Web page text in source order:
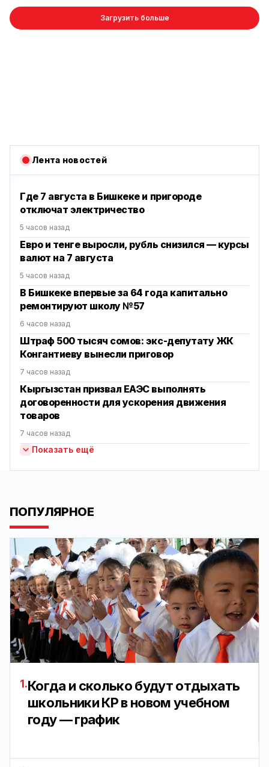
Загрузить больше
Лента новостей
Где 7 августа в Бишкеке и пригороде
отключат электричество
5 часов назад
Евро и тенге выросли, рубль снизился — курсы
валют на 7 августа
5 часов назад
В Бишкеке впервые за 64 года капитально
ремонтируют школу №57
6 часов назад
Штраф 500 тысяч сомов: экс-депутату ЖК
Конгантиеву вынесли приговор
7 часов назад
Кыргызстан призвал ЕАЭС выполнять
договоренности для ускорения движения
товаров
7 часов назад
Показать ещё
ПОПУЛЯРНОЕ
1.Когда и сколько будут отдыхать
школьники КР в новом учебном
году — график